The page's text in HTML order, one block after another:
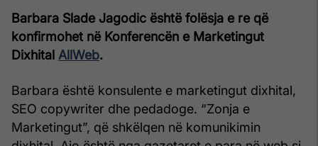
Barbara Slade Jagodic është folësja e re që
konfirmohet në Konferencën e Marketingut
Dixhital AllWeb.
Barbara është konsulente e marketingut dixhital,
SEO copywriter dhe pedadoge. “Zonja e
Marketingut”, që shkëlqen në komunikimin